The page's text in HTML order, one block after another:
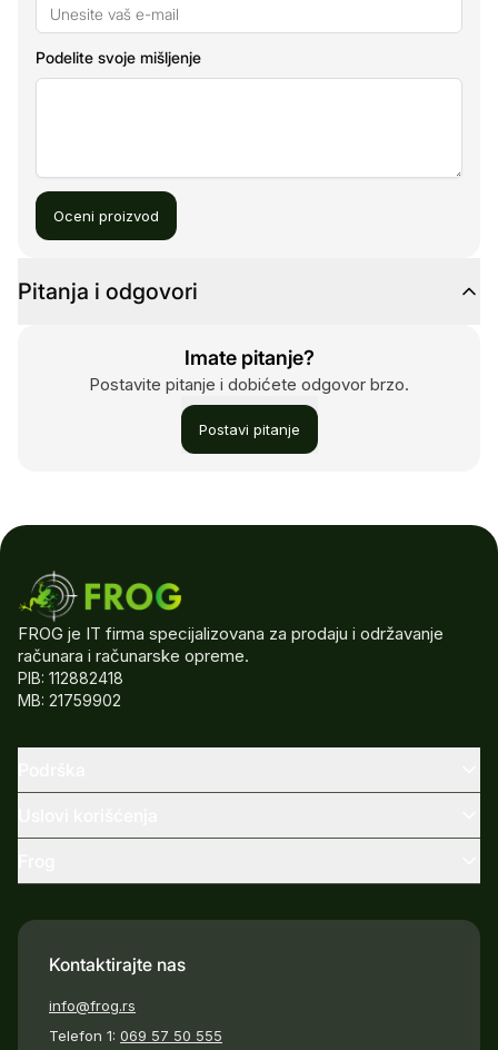
Podelite svoje mišljenje
Oceni proizvod
Pitanja i odgovori
Imate pitanje?
Postavite pitanje i dobićete odgovor brzo.
Postavi pitanje
FROG je IT firma specijalizovana za prodaju i održavanje
računara i računarske opreme.
PIB: 112882418
MB: 21759902
Kontaktirajte nas
info@frog.rs
Telefon 1: 069 57 50 555